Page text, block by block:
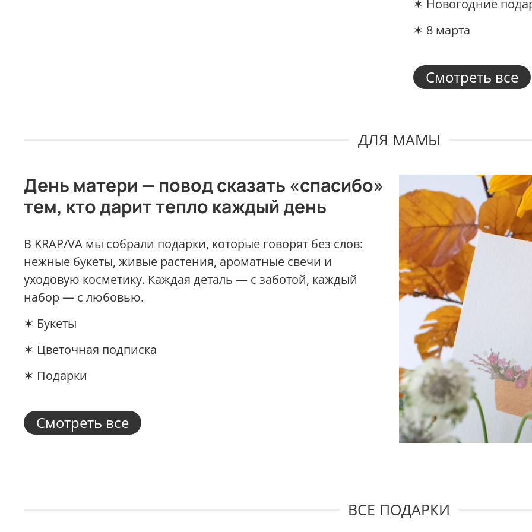
✶ Новогодние
✶ 8 марта
Смотреть все
ДЛЯ МАМЫ
День матери — повод сказать «спасибо»
тем, кто дарит тепло каждый день
В KRAP/VA мы собрали подарки, которые говорят без слов:
нежные букеты, живые растения, ароматные свечи и
уходовую косметику. Каждая деталь — с заботой, каждый
набор — с любовью.
✶ Букеты
✶ Цветочная подписка
✶ Подарки
Смотреть все
ВСЕ ПОДАРКИ